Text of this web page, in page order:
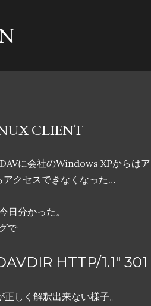
CLIENT
に会社のWindows XPからは
クセスできなくなった…
日分かった。
で
HTTP/1.1"
しく解釈出来ない様子。